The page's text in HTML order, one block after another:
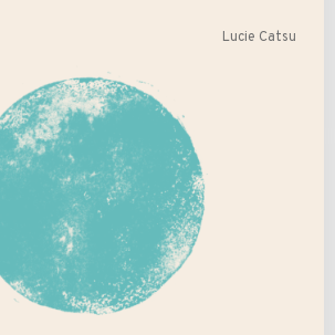
Lucie Catsu